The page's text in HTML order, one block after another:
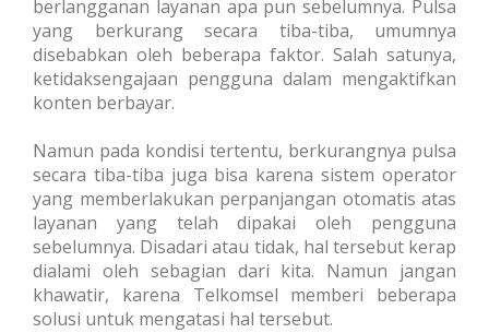
Pulsa Transfer
Topup E-Wallet
Voucher Game Online
Transaksi Via WhatsApp
Transaksi Via Facebook
Transaksi Via Telegram
berlangganan layanan apa pun sebelumnya. Pulsa
yang berkurang secara tiba-tiba, umumnya
disebabkan oleh beberapa faktor. Salah satunya,
ketidaksengajaan pengguna dalam mengaktifkan
konten berbayar.
Namun pada kondisi tertentu, berkurangnya pulsa
secara tiba-tiba juga bisa karena sistem operator
yang memberlakukan perpanjangan otomatis atas
layanan yang telah dipakai oleh pengguna
sebelumnya. Disadari atau tidak, hal tersebut kerap
dialami oleh sebagian dari kita. Namun jangan
khawatir, karena Telkomsel memberi beberapa
solusi untuk mengatasi hal tersebut.